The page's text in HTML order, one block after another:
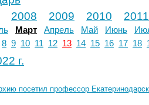
2008 2009 2010 2011
Март Апрель Май Июнь
8 9 10 11 12 13 14 15 16 17 18
г.
посетил профессор